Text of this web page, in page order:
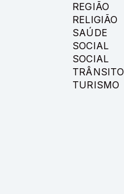
REGIÃO
RELIGIÃO
SAÚDE
SOCIAL
SOCIAL
TRÂNSITO
TURISMO